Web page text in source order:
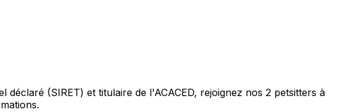
déclaré (SIRET) et titulaire de l'ACACED, rejoignez nos 2 petsitters à